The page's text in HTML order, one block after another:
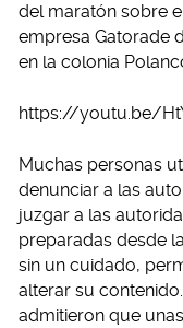
del maratón sobre
empresa Gatorade
en la colonia
https://youtu.be/
Muchas personas
denunciar a las
juzgar a las
preparadas desde
sin un cuidado,
alterar su
admitieron que